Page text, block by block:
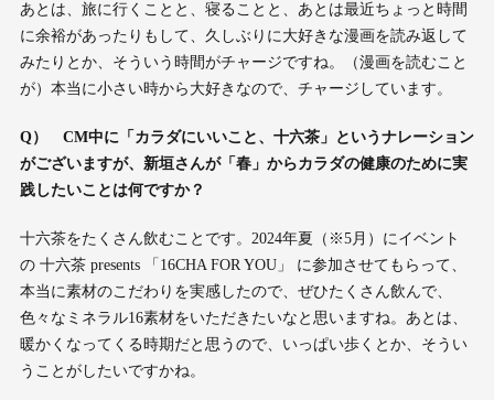
あとは、旅に行くことと、寝ることと、あとは最近ちょっと時間
に余裕があったりもして、久しぶりに大好きな漫画を読み返して
みたりとか、そういう時間がチャージですね。（漫画を読むこと
が）本当に小さい時から大好きなので、チャージしています。
Q） CM中に「カラダにいいこと、十六茶」というナレーション
がございますが、新垣さんが「春」からカラダの健康のために実
践したいことは何ですか？
十六茶をたくさん飲むことです。2024年夏（※5月）にイベント
の 十六茶 presents 「16CHA FOR YOU」 に参加させてもらって、
本当に素材のこだわりを実感したので、ぜひたくさん飲んで、
色々なミネラル16素材をいただきたいなと思いますね。あとは、
暖かくなってくる時期だと思うので、いっぱい歩くとか、そうい
うことがしたいですかね。